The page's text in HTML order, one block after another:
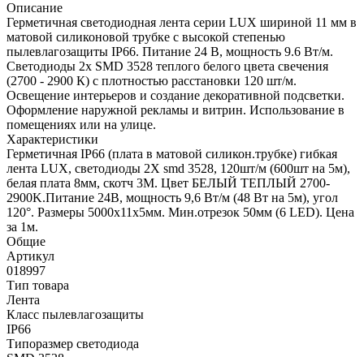
Описание
Герметичная светодиодная лента серии LUX шириной 11 мм в
матовой силиконовой трубке с высокой степенью
пылевлагозащиты IP66. Питание 24 В, мощность 9.6 Вт/м.
Светодиоды 2х SMD 3528 теплого белого цвета свечения
(2700 - 2900 К) с плотностью расстановки 120 шт/м.
Освещение интерьеров и создание декоративной подсветки.
Оформление наружной рекламы и витрин. Использование в
помещениях или на улице.
Характеристики
Герметичная IP66 (плата в матовой силикон.трубке) гибкая
лента LUX, светодиоды 2X smd 3528, 120шт/м (600шт на 5м),
белая плата 8мм, скотч 3М. Цвет БЕЛЫЙ ТЕПЛЫЙ 2700-
2900K.Питание 24В, мощность 9,6 Вт/м (48 Вт на 5м), угол
120°. Размеры 5000х11х5мм. Мин.отрезок 50мм (6 LED). Цена
за 1м.
Общие
Артикул
018997
Тип товара
Лента
Класс пылевлагозащиты
IP66
Типоразмер светодиода